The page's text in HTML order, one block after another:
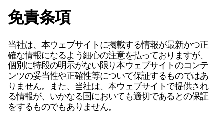
免責条項
当社は、本ウェブサイトに掲載する情報が最新かつ正
確な情報になるよう細心の注意を払っておりますが、
個別に特段の明示がない限り本ウェブサイトのコンテ
ンツの妥当性や正確性等について保証するものではあ
りません。また、当社は、本ウェブサイトで提供され
る情報が、いかなる国においても適切であるとの保証
をするものでもありません。